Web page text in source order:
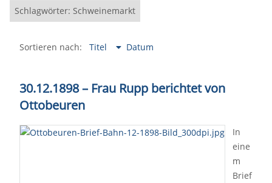
Schlagwörter: Schweinemarkt
Sortieren nach: Titel Datum
30.12.1898 – Frau Rupp berichtet von
Ottobeuren
In
eine
m
Brief